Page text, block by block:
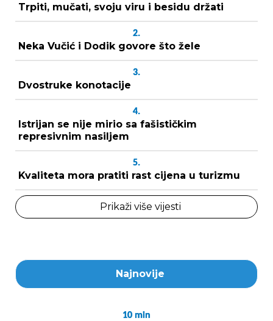
Trpiti, mučati, svoju viru i besidu držati
2.
Neka Vučić i Dodik govore što žele
3.
Dvostruke konotacije
4.
Istrijan se nije mirio sa fašističkim
represivnim nasiljem
5.
Kvaliteta mora pratiti rast cijena u turizmu
Prikaži više vijesti
Najnovije
10 min